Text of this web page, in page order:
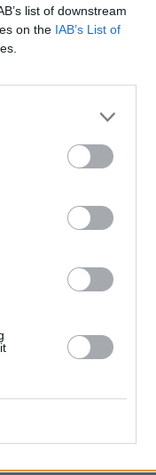
list of downstream
on the IAB’s List of